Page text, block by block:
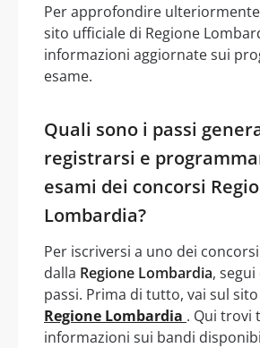
Per approfondire
sito ufficiale di Regione
informazioni aggiornate sui
esame.
Quali sono i passi
registrarsi e
esami dei concorsi
Lombardia?
Per iscriversi a uno dei
dalla Regione Lombardia,
passi. Prima di tutto, vai sul
Regione Lombardia . Qui trovi
informazioni sui bandi